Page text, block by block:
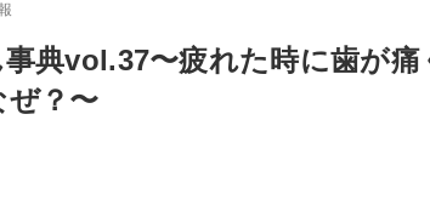
典vol.37〜疲れた時に歯が
？〜